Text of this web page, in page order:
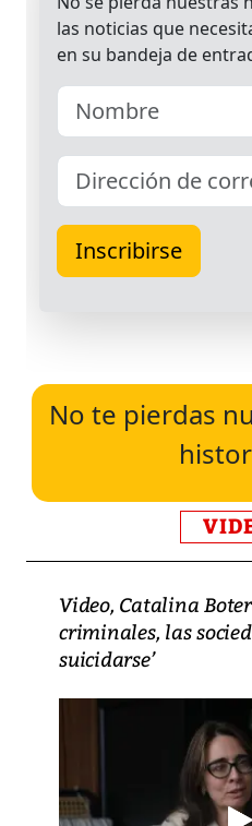
No te pierdas
Video, Catalina
criminales, las
suicidarse’